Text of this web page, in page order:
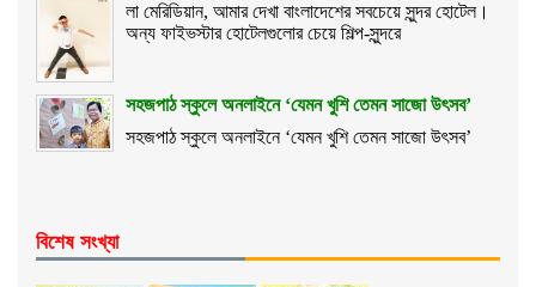
লা মেরিডিয়ান, আমার দেখা বাংলাদেশের সবচেয়ে সুন্দর হোটেল।
অন্য ফাইভস্টার হোটেলগুলোর চেয়ে শিল্প-সুন্দরে
সহজপাঠ স্কুলে অনলাইনে ‘যেমন খুশি তেমন সাজো উৎসব’
সহজপাঠ স্কুলে অনলাইনে ‘যেমন খুশি তেমন সাজো উৎসব’
বিশেষ সংখ্যা